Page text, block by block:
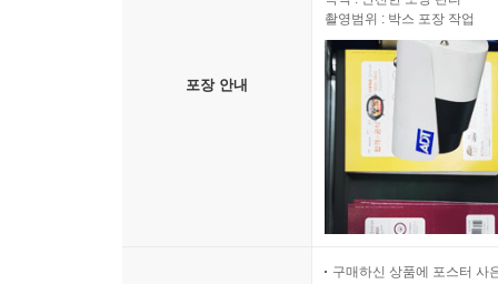
포장 안내
촬영범위 : 박스 포장 작업
구매하신 상품에 포스터 사